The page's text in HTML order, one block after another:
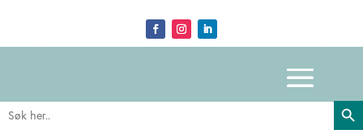
Search
for:
Search